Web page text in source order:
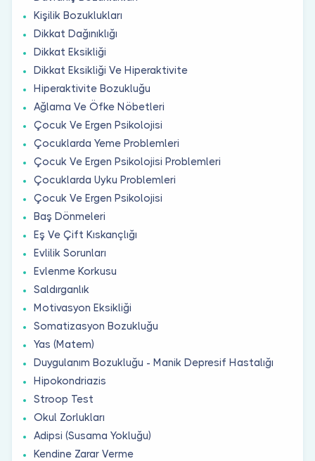
Kişilik Bozuklukları
Dikkat Dağınıklığı
Dikkat Eksikliği
Dikkat Eksikliği Ve Hiperaktivite
Hiperaktivite Bozukluğu
Ağlama Ve Öfke Nöbetleri
Çocuk Ve Ergen Psikolojisi
Çocuklarda Yeme Problemleri
Çocuk Ve Ergen Psikolojisi Problemleri
Çocuklarda Uyku Problemleri
Çocuk Ve Ergen Psikolojisi
Baş Dönmeleri
Eş Ve Çift Kıskançlığı
Evlilik Sorunları
Evlenme Korkusu
Saldırganlık
Motivasyon Eksikliği
Somatizasyon Bozukluğu
Yas (Matem)
Duygulanım Bozukluğu - Manik Depresif Hastalığı
Hipokondriazis
Stroop Test
Okul Zorlukları
Adipsi (Susama Yokluğu)
Kendine Zarar Verme